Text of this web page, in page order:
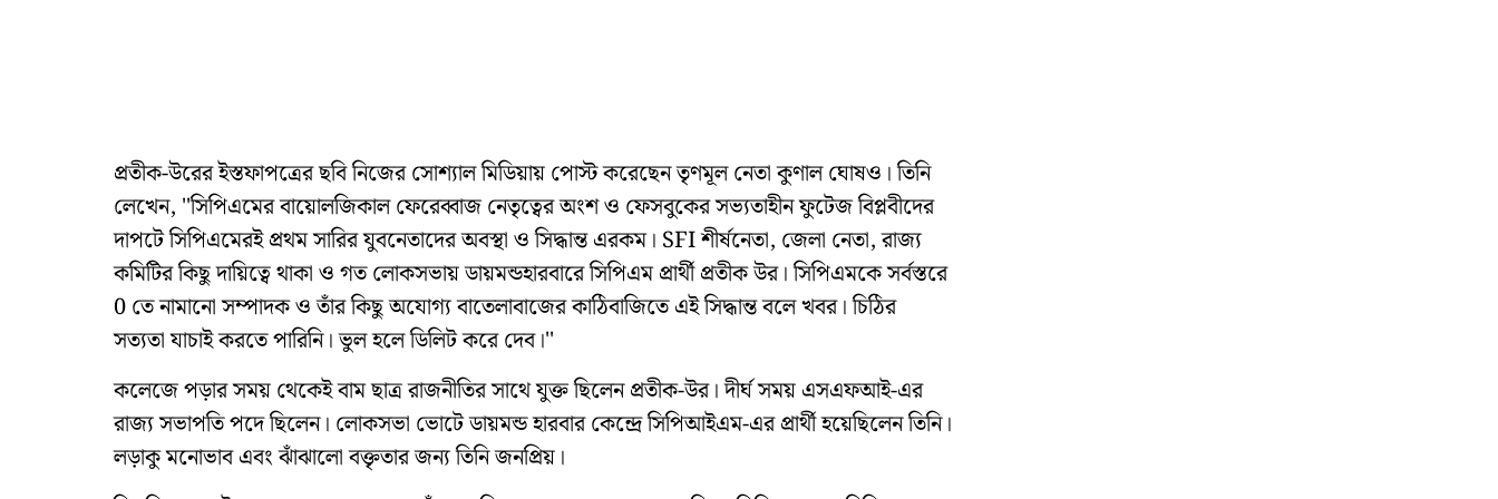
প্রতীক-উরের ইস্তফাপত্রের ছবি নিজের সোশ্যাল মিডিয়ায় পোস্ট করেছেন তৃণমূল নেতা কুণাল ঘোষও। তিনি
লেখেন, ''সিপিএমের বায়োলজিকাল ফেরেব্বাজ নেতৃত্বের অংশ ও ফেসবুকের সভ্যতাহীন ফুটেজ বিপ্লবীদের
দাপটে সিপিএমেরই প্রথম সারির যুবনেতাদের অবস্থা ও সিদ্ধান্ত এরকম। SFI শীর্ষনেতা, জেলা নেতা, রাজ্য
কমিটির কিছু দায়িত্বে থাকা ও গত লোকসভায় ডায়মন্ডহারবারে সিপিএম প্রার্থী প্রতীক উর। সিপিএমকে সর্বস্তরে
0 তে নামানো সম্পাদক ও তাঁর কিছু অযোগ্য বাতেলাবাজের কাঠিবাজিতে এই সিদ্ধান্ত বলে খবর। চিঠির
সত্যতা যাচাই করতে পারিনি। ভুল হলে ডিলিট করে দেব।''
কলেজে পড়ার সময় থেকেই বাম ছাত্র রাজনীতির সাথে যুক্ত ছিলেন প্রতীক-উর। দীর্ঘ সময় এসএফআই-এর
রাজ্য সভাপতি পদে ছিলেন। লোকসভা ভোটে ডায়মন্ড হারবার কেন্দ্রে সিপিআইএম-এর প্রার্থী হয়েছিলেন তিনি।
লড়াকু মনোভাব এবং ঝাঁঝালো বক্তৃতার জন্য তিনি জনপ্রিয়।